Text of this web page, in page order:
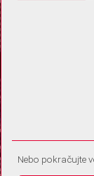
Anonymní
Díky němu příště
Identifikátor je
Vaše souhlasy a
vás už příště
Nebo pokračujte